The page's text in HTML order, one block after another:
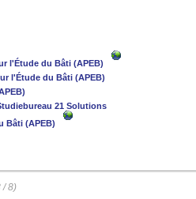
l'Étude du Bâti (APEB)
l'Étude du Bâti (APEB)
21 Solutions
Bâti (APEB)
/ 8)